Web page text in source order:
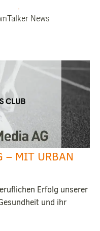
,
News
– MIT URBAN
Erfolg unserer
und ihr